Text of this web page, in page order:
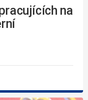
na